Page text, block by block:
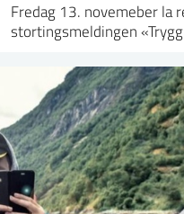
Fredag 13. novemeber la
stortingsmeldingen